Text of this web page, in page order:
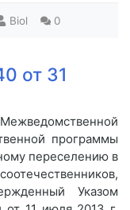
Biol 0
от 31
программы
переселению в
Указом